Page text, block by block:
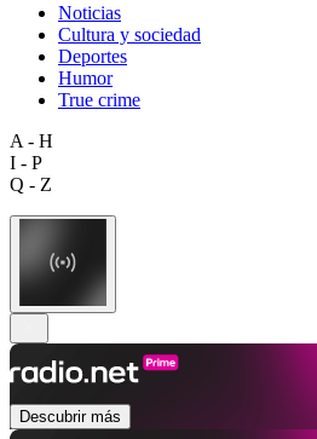
Noticias
Cultura y sociedad
Deportes
Humor
True crime
A - H
I - P
Q - Z
Descubrir más